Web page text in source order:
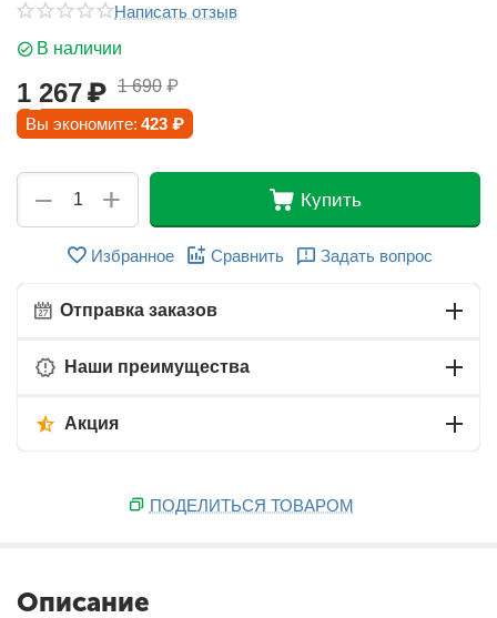
Написать отзыв
В наличии
1 267₽ 1 690 ₽
Вы экономите: 423 ₽
+
− Купить
Избранное Сравнить Задать вопрос
Отправка заказов
Наши преимущества
Акция
ПОДЕЛИТЬСЯ ТОВАРОМ
Описание